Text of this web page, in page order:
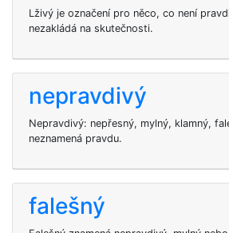
Lživý je označení pro něco, co není
nezakládá na skutečnosti.
nepravdivý
Nepravdivý: nepřesný, mylný, klamný,
neznamená pravdu.
falešný